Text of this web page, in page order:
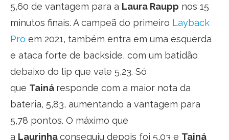
5,60 de vantagem para a Laura Raupp nos 15
minutos finais. A campeã do primeiro Layback
Pro em 2021, também entra em uma esquerda
e ataca forte de backside, com um batidão
debaixo do lip que vale 5,23. Só
que Tainá responde com a maior nota da
bateria, 5,83, aumentando a vantagem para
5,78 pontos. O máximo que
a Laurinhaconseguiu depois foi 5,03 e Tainá